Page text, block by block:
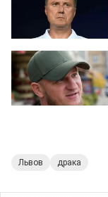
Львов драка